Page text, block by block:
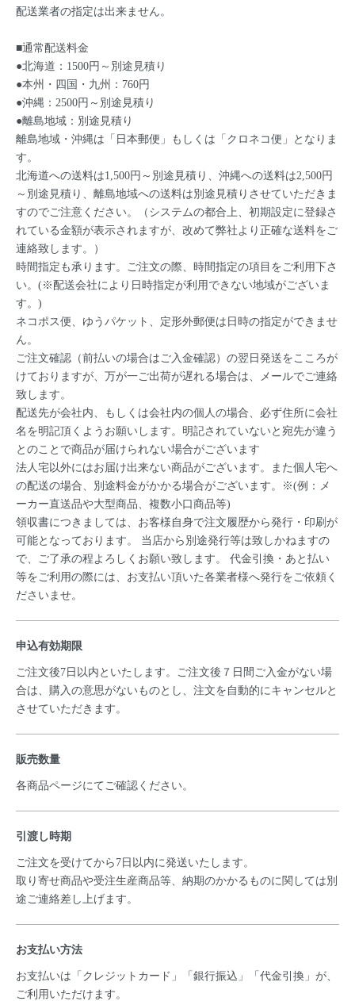
配送業者の指定は出来ません。
■通常配送料金
●北海道：1500円～別途見積り
●本州・四国・九州：760円
●沖縄：2500円～別途見積り
●離島地域：別途見積り
離島地域・沖縄は「日本郵便」もしくは「クロネコ便」となりま
す。
北海道への送料は1,500円～別途見積り、沖縄への送料は2,500円
～別途見積り、離島地域への送料は別途見積りさせていただきま
すのでご注意ください。（システムの都合上、初期設定に登録さ
れている金額が表示されますが、改めて弊社より正確な送料をご
連絡致します。）
時間指定も承ります。ご注文の際、時間指定の項目をご利用下さ
い。(※配送会社により日時指定が利用できない地域がございま
す。)
ネコポス便、ゆうパケット、定形外郵便は日時の指定ができませ
ん。
ご注文確認（前払いの場合はご入金確認）の翌日発送をこころが
けておりますが、万が一ご出荷が遅れる場合は、メールでご連絡
致します。
配送先が会社内、もしくは会社内の個人の場合、必ず住所に会社
名を明記頂くようお願いします。明記されていないと宛先が違う
とのことで商品が届けられない場合がございます
法人宅以外にはお届け出来ない商品がございます。また個人宅へ
の配送の場合、別途料金がかかる場合がございます。※(例：メ
ーカー直送品や大型商品、複数小口商品等)
領収書につきましては、お客様自身で注文履歴から発行・印刷が
可能となっております。 当店から別途発行等は致しかねますの
で、ご了承の程よろしくお願い致します。 代金引換・あと払い
等をご利用の際には、お支払い頂いた各業者様へ発行をご依頼く
ださいませ。
申込有効期限
ご注文後7日以内といたします。ご注文後７日間ご入金がない場
合は、購入の意思がないものとし、注文を自動的にキャンセルと
させていただきます。
販売数量
各商品ページにてご確認ください。
引渡し時期
ご注文を受けてから7日以内に発送いたします。
取り寄せ商品や受注生産商品等、納期のかかるものに関しては別
途ご連絡差し上げます。
お支払い方法
お支払いは「クレジットカード」「銀行振込」「代金引換」が、
ご利用いただけます。